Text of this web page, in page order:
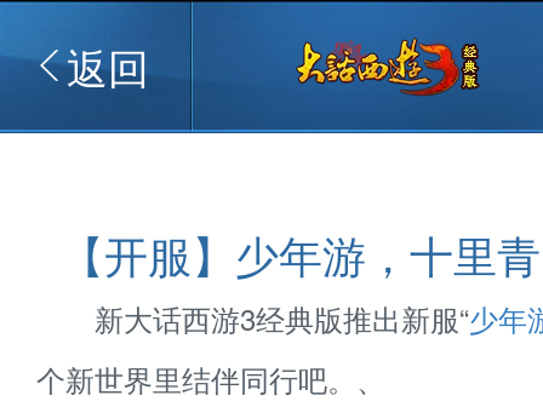
返回
【开服】少年游，十里
新大话西游3经典版推出新服“少年
个新世界里结伴同行吧。、